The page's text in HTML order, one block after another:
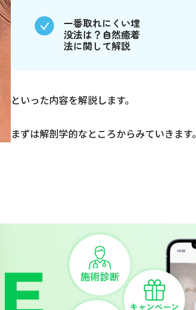
一番取れにくい埋
没法は？自然癒着
法に関して解説
といった内容を解説します。
まずは解剖学的なところからみていきます。